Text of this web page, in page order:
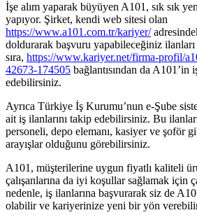
İşe alım yaparak büyüyen A101, sık sık
yapıyor. Şirket, kendi web sitesi olan
https://www.a101.com.tr/kariyer/
doldurarak başvuru yapabileceğiniz ilanları
sıra, https://www.kariyer.net/firma-profil/
42673-174505 bağlantısından da A101’in
edebilirsiniz.
Ayrıca Türkiye İş Kurumu’nun e-Şube
ait iş ilanlarını takip edebilirsiniz. Bu
personeli, depo elemanı, kasiyer ve şoför
arayışlar olduğunu görebilirsiniz.
A101, müşterilerine uygun fiyatlı kaliteli
çalışanlarına da iyi koşullar sağlamak için
nedenle, iş ilanlarına başvurarak siz de
olabilir ve kariyerinize yeni bir yön